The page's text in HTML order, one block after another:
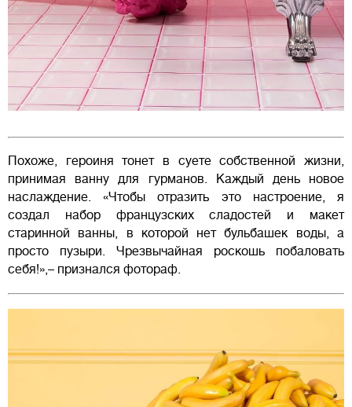
Похоже, героиня тонет в суете собственной жизни,
принимая ванну для гурманов. Каждый день новое
наслаждение. «Чтобы отразить это настроение, я
создал набор французских сладостей и макет
старинной ванны, в которой нет бульбашек воды, а
просто пузыри. Чрезвычайная роскошь побаловать
себя!»,– признался фотораф.